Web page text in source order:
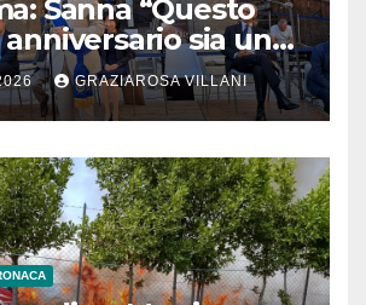
Sanna “Questo
anniversario sia un
tutti”
GRAZIAROSA VILLANI